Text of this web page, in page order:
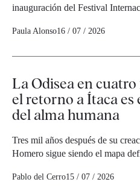
inauguración del Festival
Paula Alonso16 / 07 / 2026
La Odisea en
el retorno a Ítaca
del alma humana
Tres mil años después de su
Homero sigue siendo el mapa
Pablo del Cerro15 / 07 / 2026